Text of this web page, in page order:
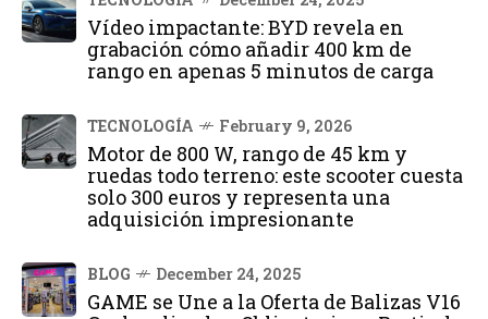
Vídeo impactante: BYD revela en
grabación cómo añadir 400 km de
rango en apenas 5 minutos de carga
TECNOLOGÍA February 9, 2026
Motor de 800 W, rango de 45 km y
ruedas todo terreno: este scooter cuesta
solo 300 euros y representa una
adquisición impresionante
BLOG December 24, 2025
GAME se Une a la Oferta de Balizas V16